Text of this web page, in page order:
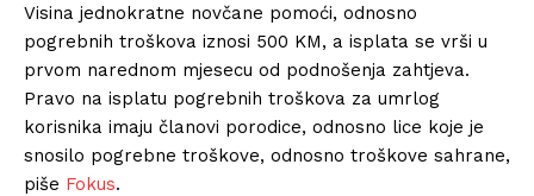
Visina jednokratne novčane pomoći, odnosno
pogrebnih troškova iznosi 500 KM, a isplata se vrši u
prvom narednom mjesecu od podnošenja zahtjeva.
Pravo na isplatu pogrebnih troškova za umrlog
korisnika imaju članovi porodice, odnosno lice koje je
snosilo pogrebne troškove, odnosno troškove sahrane,
piše Fokus.